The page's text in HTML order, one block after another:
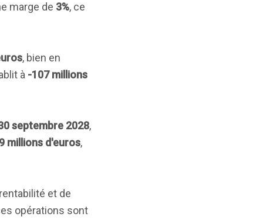
marge de 3%, ce
, bien en
à -107 millions
septembre 2028,
millions d'euros,
et de
opérations sont